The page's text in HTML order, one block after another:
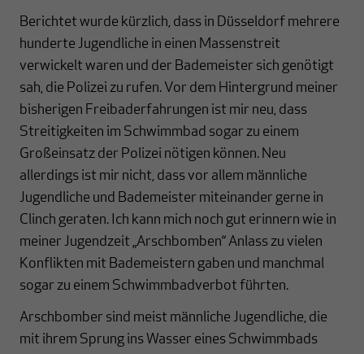
Berichtet wurde kürzlich, dass in Düsseldorf mehrere
hunderte Jugendliche in einen Massenstreit
verwickelt waren und der Bademeister sich genötigt
sah, die Polizei zu rufen. Vor dem Hintergrund meiner
bisherigen Freibaderfahrungen ist mir neu, dass
Streitigkeiten im Schwimmbad sogar zu einem
Großeinsatz der Polizei nötigen können. Neu
allerdings ist mir nicht, dass vor allem männliche
Jugendliche und Bademeister miteinander gerne in
Clinch geraten. Ich kann mich noch gut erinnern wie in
meiner Jugendzeit „Arschbomben“ Anlass zu vielen
Konflikten mit Bademeistern gaben und manchmal
sogar zu einem Schwimmbadverbot führten.
Arschbomber sind meist männliche Jugendliche, die
mit ihrem Sprung ins Wasser eines Schwimmbads